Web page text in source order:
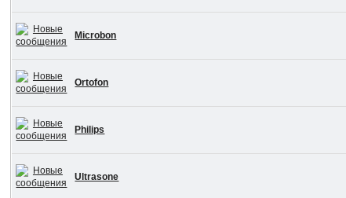
Microbon
Ortofon
Philips
Ultrasone